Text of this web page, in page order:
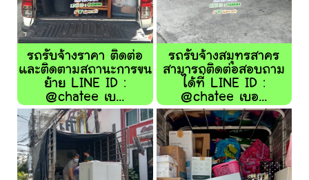
รถรับจ้างราคา ติดต่อ
และติดตามสถานะการขน
ย้าย LINE ID :
@chatee เบ...
รถรับจ้างสมุทรสาคร
สามารถติดต่อสอบถาม
ได้ที่ LINE ID :
@chatee เบอ...